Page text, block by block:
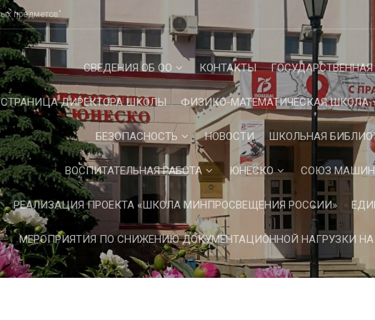
предметов"
СВЕДЕНИЯ ОБ ОО КОНТАКТЫ
СТРАНИЦА ДИРЕКТОРА ШКОЛЫ ФИЗИКО-МАТЕМАТИЧЕСКАЯ ШКОЛА
БЕЗОПАСНОСТЬ НОВОСТИ ШКОЛЬНАЯ
ВОСПИТАТЕЛЬНАЯ РАБОТА ЮНЕСКО СОЮЗ
РЕАЛИЗАЦИЯ ПРОЕКТА «ШКОЛА МИНПРОСВЕЩЕНИЯ РОССИИ»
МЕРОПРИЯТИЯ ПО СНИЖЕНИЮ ДОКУМЕНТАЦИОННОЙ НАГРУЗКИ